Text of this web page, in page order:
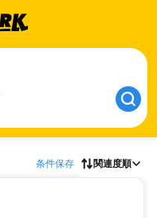
条件保存 関連度順